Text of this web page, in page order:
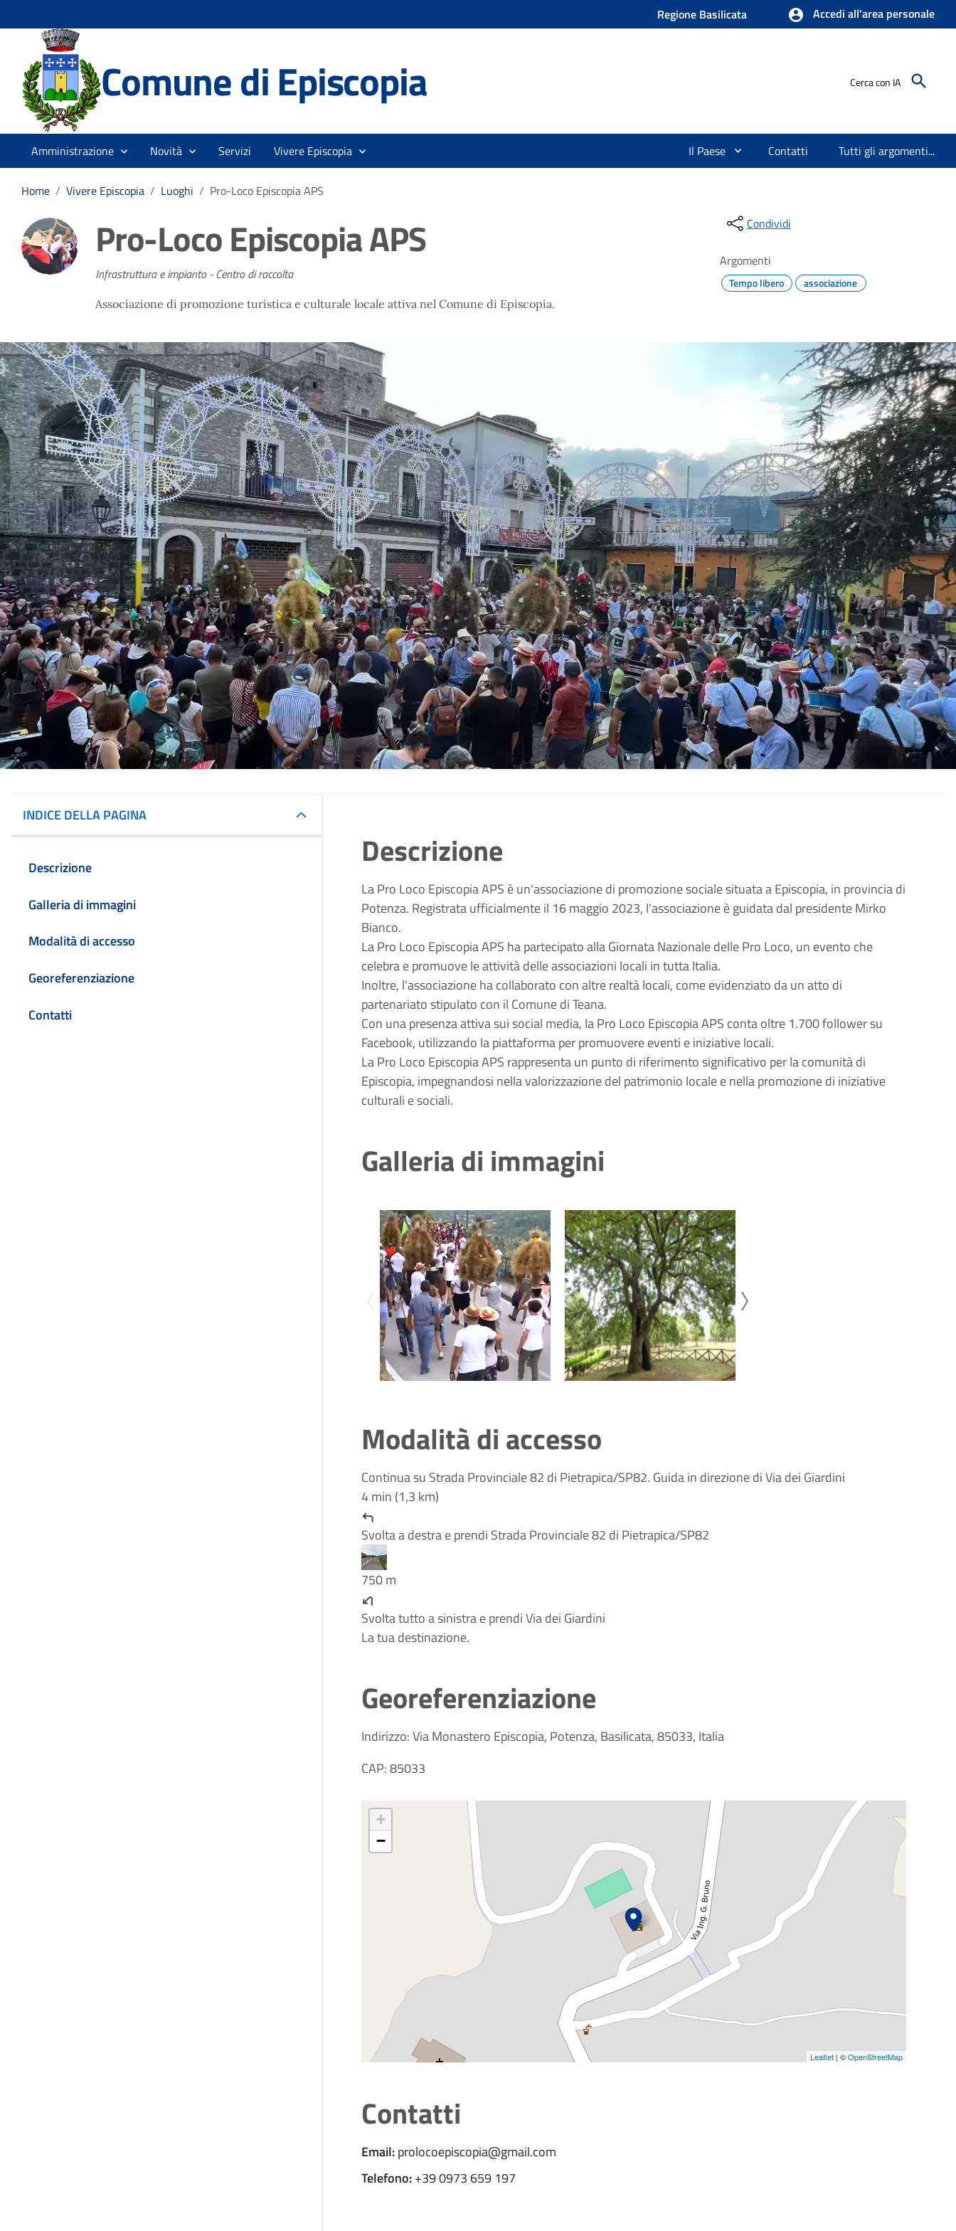
Regione Basilicata Accedi all'area personale
Comune di Episcopia Cerca con IA
Amministrazione Novità Servizi Vivere Episcopia Il Paese Contatti Tutti gli argomenti...
Home / Vivere Episcopia / Luoghi / Pro-Loco Episcopia APS
Pro-Loco Episcopia APS
Infrastruttura e impianto - Centro di raccolta
Associazione di promozione turistica e culturale locale attiva nel Comune di Episcopia.
Condividi
Argomenti
Tempo libero associazione
INDICE DELLA PAGINA
Descrizione
Galleria di immagini
Modalità di accesso
Georeferenziazione
Contatti
Descrizione
La Pro Loco Episcopia APS è un'associazione di promozione sociale situata a Episcopia, in provincia di
Potenza. Registrata ufficialmente il 16 maggio 2023, l'associazione è guidata dal presidente Mirko
Bianco.
La Pro Loco Episcopia APS ha partecipato alla Giornata Nazionale delle Pro Loco, un evento che
celebra e promuove le attività delle associazioni locali in tutta Italia.
Inoltre, l'associazione ha collaborato con altre realtà locali, come evidenziato da un atto di
partenariato stipulato con il Comune di Teana.
Con una presenza attiva sui social media, la Pro Loco Episcopia APS conta oltre 1.700 follower su
Facebook, utilizzando la piattaforma per promuovere eventi e iniziative locali.
La Pro Loco Episcopia APS rappresenta un punto di riferimento significativo per la comunità di
Episcopia, impegnandosi nella valorizzazione del patrimonio locale e nella promozione di iniziative
culturali e sociali.
Galleria di immagini
Modalità di accesso
Continua su Strada Provinciale 82 di Pietrapica/SP82. Guida in direzione di Via dei Giardini
4 min (1,3 km)
Svolta a destra e prendi Strada Provinciale 82 di Pietrapica/SP82
750 m
Svolta tutto a sinistra e prendi Via dei Giardini
La tua destinazione.
Georeferenziazione
Indirizzo: Via Monastero Episcopia, Potenza, Basilicata, 85033, Italia
CAP: 85033
+
−
Leaflet| ©OpenStreetMap
Contatti
Email:prolocoepiscopia@gmail.com
Telefono:+39 0973 659 197